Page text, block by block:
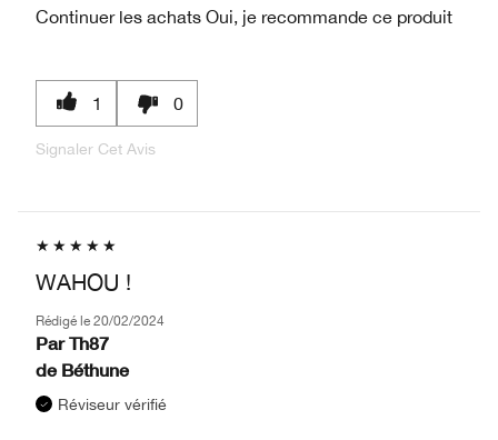
Continuer les achats Oui, je recommande ce produit
1 0
Signaler Cet Avis
WAHOU !
Rédigé le 20/02/2024
Par Th87
de Béthune
Réviseur vérifié